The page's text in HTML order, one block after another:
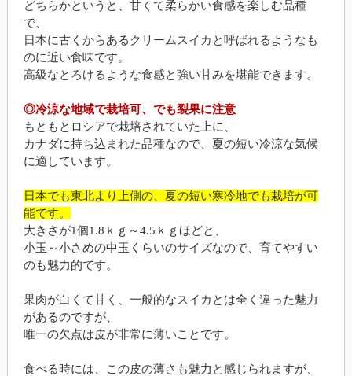
どちらかというと、甘くて柔らかい食感を楽しむ品種
で、
日本に古くからあるクリームスイカと呼ばれるようなも
のに近い食味です。
高級なとろけるような食感と強い甘みを堪能できます。
◎冷涼な地域で栽培可、でも裂果に注意
もともとロシアで栽培されていた上に、
カナダに持ち込まれた品種なので、夏の短い冷涼な気候
に適しています。
日本でも東北より上側の、夏の短い寒冷地でも栽培が可
能です。
大きさが1個1.8ｋｇ～4.5ｋｇほどと、
小玉～小さめの中玉くらいのサイズなので、育てやすい
のも魅力的です。
果肉が白くて甘く、一般的なスイカとは全く違った魅力
があるのですが、
唯一の欠点は皮が非常に薄いことです。
食べる時には、この皮の薄さも魅力と感じられますが、